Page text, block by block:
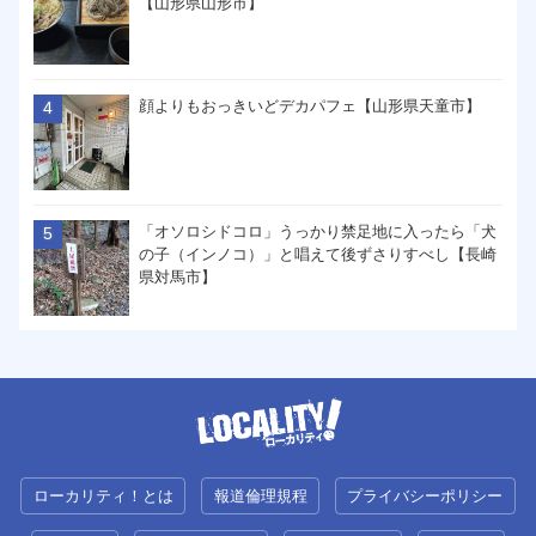
顔よりもおっきいどデカパフェ【山形県天童市】
「オソロシドコロ」うっかり禁足地に入ったら「犬
の子（インノコ）」と唱えて後ずさりすべし【長崎
県対馬市】
ローカリティ！とは 報道倫理規程 プライバシーポリシー